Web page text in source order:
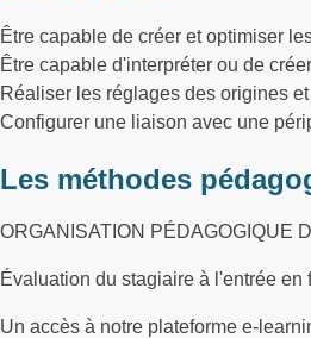
Être capable de créer et optimiser
Être capable d'interpréter ou de
Réaliser les réglages des origines
Configurer une liaison avec une
Les méthodes
ORGANISATION PÉDAGOGIQUE
Évaluation du stagiaire à l'entrée
Un accès à notre plateforme e-